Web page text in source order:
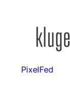
PixelFed